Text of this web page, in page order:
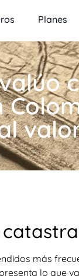
Planes
más
lo que